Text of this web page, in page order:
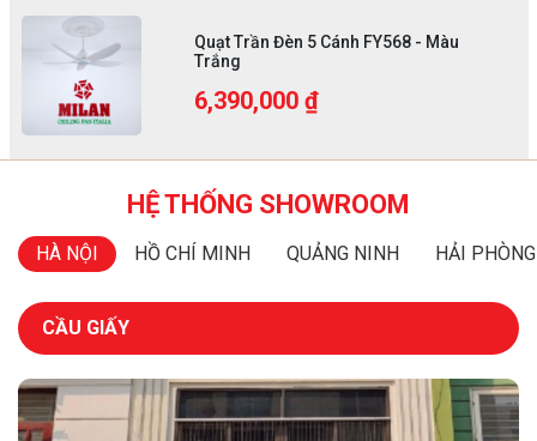
Quạt Trần Đèn 5 Cánh FY568 - Màu
Trắng
6,390,000 ₫
HỆ THỐNG SHOWROOM
HÀ NỘI HỒ CHÍ MINH QUẢNG NINH HẢI PHÒNG
CẦU GIẤY